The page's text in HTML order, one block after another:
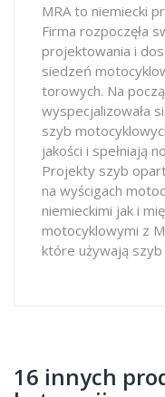
MRA to niemiecki
Firma rozpoczęła
projektowania i
siedzeń
torowych. Na
wyspecjalizowała
szyb
jakości i spełniają
Projekty szyb
na wyścigach
niemieckimi jak i
motocyklowymi z
które używają szyb
16 innych